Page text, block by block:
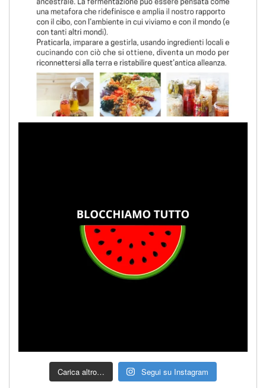
Carica altro… Segui su Instagram